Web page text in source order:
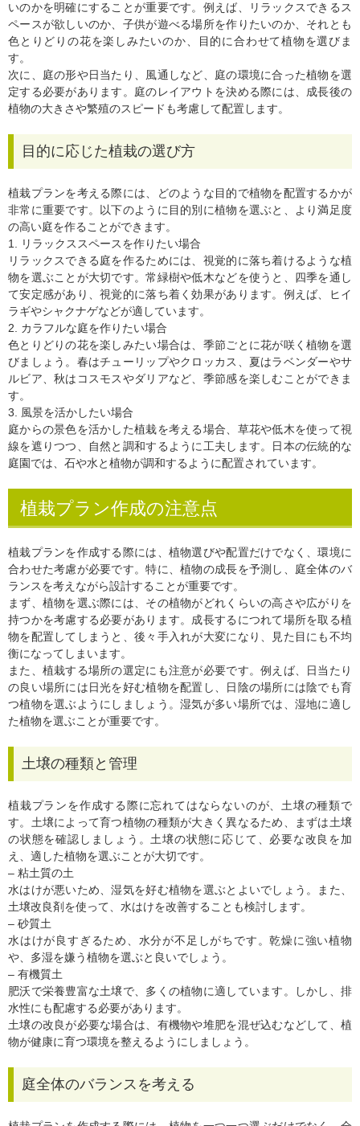
いのかを明確にすることが重要です。例えば、リラックスできるス
ペースが欲しいのか、子供が遊べる場所を作りたいのか、それとも
色とりどりの花を楽しみたいのか、目的に合わせて植物を選びま
す。
次に、庭の形や日当たり、風通しなど、庭の環境に合った植物を選
定する必要があります。庭のレイアウトを決める際には、成長後の
植物の大きさや繁殖のスピードも考慮して配置します。
目的に応じた植栽の選び方
植栽プランを考える際には、どのような目的で植物を配置するかが
非常に重要です。以下のように目的別に植物を選ぶと、より満足度
の高い庭を作ることができます。
1. リラックススペースを作りたい場合
リラックスできる庭を作るためには、視覚的に落ち着けるような植
物を選ぶことが大切です。常緑樹や低木などを使うと、四季を通し
て安定感があり、視覚的に落ち着く効果があります。例えば、ヒイ
ラギやシャクナゲなどが適しています。
2. カラフルな庭を作りたい場合
色とりどりの花を楽しみたい場合は、季節ごとに花が咲く植物を選
びましょう。春はチューリップやクロッカス、夏はラベンダーやサ
ルビア、秋はコスモスやダリアなど、季節感を楽しむことができま
す。
3. 風景を活かしたい場合
庭からの景色を活かした植栽を考える場合、草花や低木を使って視
線を遮りつつ、自然と調和するように工夫します。日本の伝統的な
庭園では、石や水と植物が調和するように配置されています。
植栽プラン作成の注意点
植栽プランを作成する際には、植物選びや配置だけでなく、環境に
合わせた考慮が必要です。特に、植物の成長を予測し、庭全体のバ
ランスを考えながら設計することが重要です。
まず、植物を選ぶ際には、その植物がどれくらいの高さや広がりを
持つかを考慮する必要があります。成長するにつれて場所を取る植
物を配置してしまうと、後々手入れが大変になり、見た目にも不均
衡になってしまいます。
また、植栽する場所の選定にも注意が必要です。例えば、日当たり
の良い場所には日光を好む植物を配置し、日陰の場所には陰でも育
つ植物を選ぶようにしましょう。湿気が多い場所では、湿地に適し
た植物を選ぶことが重要です。
土壌の種類と管理
植栽プランを作成する際に忘れてはならないのが、土壌の種類で
す。土壌によって育つ植物の種類が大きく異なるため、まずは土壌
の状態を確認しましょう。土壌の状態に応じて、必要な改良を加
え、適した植物を選ぶことが大切です。
– 粘土質の土
水はけが悪いため、湿気を好む植物を選ぶとよいでしょう。また、
土壌改良剤を使って、水はけを改善することも検討します。
– 砂質土
水はけが良すぎるため、水分が不足しがちです。乾燥に強い植物
や、多湿を嫌う植物を選ぶと良いでしょう。
– 有機質土
肥沃で栄養豊富な土壌で、多くの植物に適しています。しかし、排
水性にも配慮する必要があります。
土壌の改良が必要な場合は、有機物や堆肥を混ぜ込むなどして、植
物が健康に育つ環境を整えるようにしましょう。
庭全体のバランスを考える